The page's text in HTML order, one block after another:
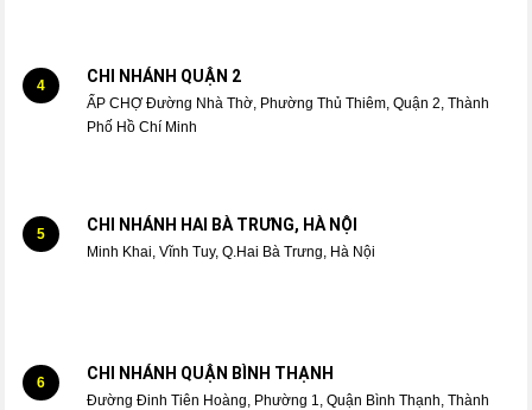
4 CHI NHÁNH QUẬN 2
ẤP CHỢ Đường Nhà Thờ, Phường Thủ Thiêm, Quận 2, Thành
Phố Hồ Chí Minh
5 CHI NHÁNH HAI BÀ TRƯNG, HÀ NỘI
Minh Khai, Vĩnh Tuy, Q.Hai Bà Trưng, Hà Nội
6 CHI NHÁNH QUẬN BÌNH THẠNH
Đường Đinh Tiên Hoàng, Phường 1, Quận Bình Thạnh, Thành